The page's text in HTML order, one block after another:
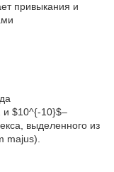
привыкания и
и $10^{-10}$–
выделенного из
majus).